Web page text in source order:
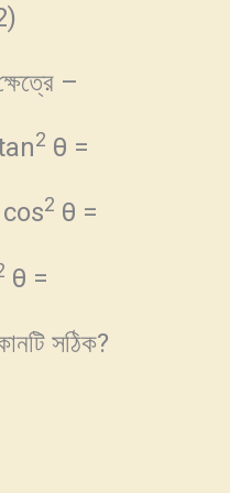
–
2 θ =
2 θ =
θ =
সঠিক?
ii